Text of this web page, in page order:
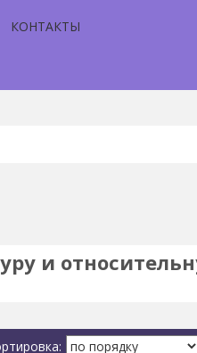
КОНТАКТЫ
и